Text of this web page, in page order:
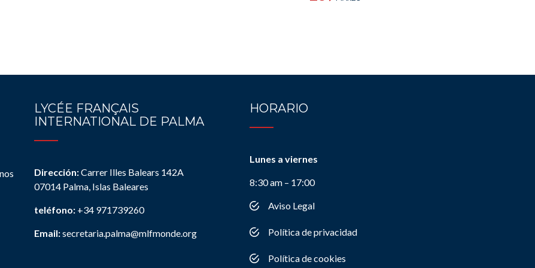
LYCÉE FRANÇAIS
INTERNATIONAL DE PALMA
Dirección:Carrer Illes Balears 142A
07014 Palma, Islas Baleares
teléfono: +34 971739260
Email:secretaria.palma@mlfmonde.org
HORARIO
Lunes a viernes
8:30 am – 17:00
Aviso Legal
Política de privacidad
Política de cookies